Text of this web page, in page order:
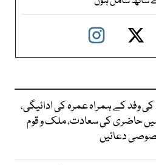
کی وفد کے ہمراہ عمرہ کی ادائیگی،
میں حاضری کی سعادت، ملک و قوم
دعائیں